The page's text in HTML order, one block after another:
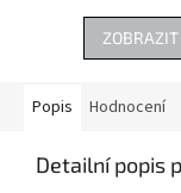
ZOBRAZIT
Popis Hodnocení
Detailní popis